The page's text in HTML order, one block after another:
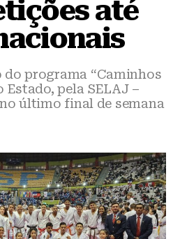
até
do programa “Caminhos
Estado, pela SELAJ –
último final de semana